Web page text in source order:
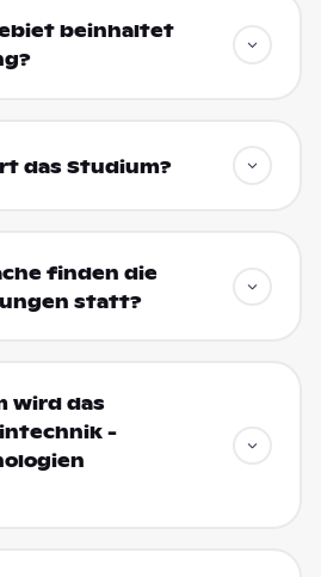
beinhaltet
das Studium?
finden die
statt?
wird das
-